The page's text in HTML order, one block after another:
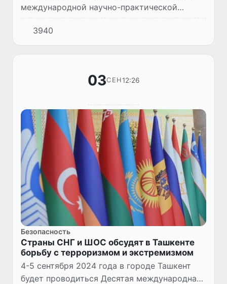
международной научно-практической
конференции РАТС ШОС и Второй
конференции СНГ по борьбе с терроризмом
и экстремизмом.
3940
03СЕН12:26
Безопасность
Страны СНГ и ШОС обсудят в Ташкенте
борьбу с терроризмом и экстремизмом
4-5 сентября 2024 года в городе Ташкент
будет проводиться Десятая международная